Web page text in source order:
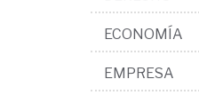
ECONOMÍA
EMPRESA